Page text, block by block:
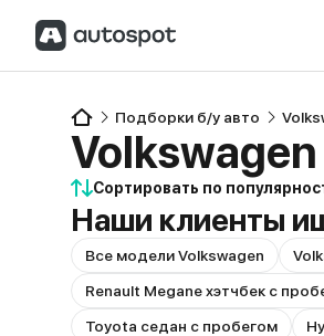
Подборки б/у авто
Сортировать по
Наши клиенты
Все модели Volkswagen
Renault Megane хэтчбек с
Toyota седан с пробегом